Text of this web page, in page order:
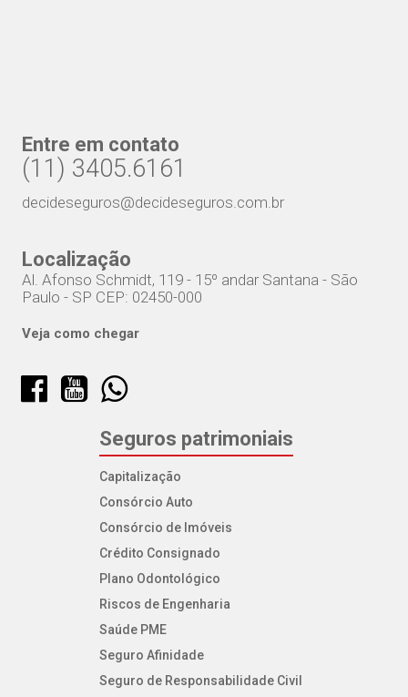
Entre em contato
(11) 3405.6161
decideseguros@decideseguros.com.br
Localização
Al. Afonso Schmidt, 119 - 15º andar Santana - São
Paulo - SP CEP: 02450-000
Veja como chegar
Seguros patrimoniais
Capitalização
Consórcio Auto
Consórcio de Imóveis
Crédito Consignado
Plano Odontológico
Riscos de Engenharia
Saúde PME
Seguro Afinidade
Seguro de Responsabilidade Civil